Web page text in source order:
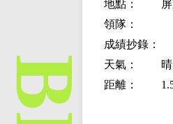
地點：
領隊：
成績抄錄：
天氣：
距離：